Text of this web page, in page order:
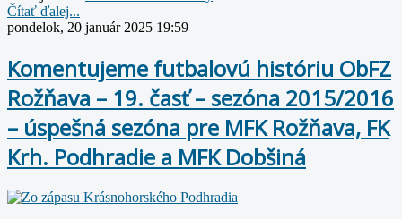
Čítať ďalej...
pondelok, 20 január 2025 19:59
Komentujeme futbalovú históriu ObFZ
Rožňava – 19. časť – sezóna 2015/2016
– úspešná sezóna pre MFK Rožňava, FK
Krh. Podhradie a MFK Dobšiná